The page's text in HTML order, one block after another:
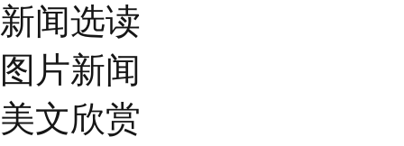
新闻选读
图片新闻
美文欣赏